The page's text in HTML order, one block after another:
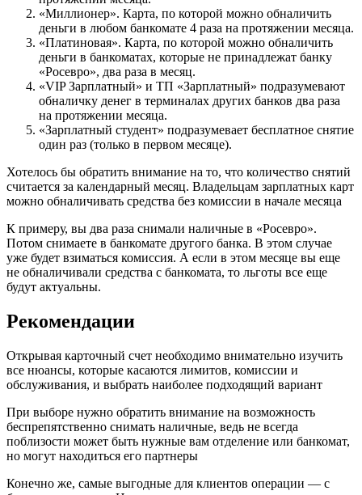
«Миллионер». Карта, по которой можно обналичить
деньги в любом банкомате 4 раза на протяжении месяца.
«Платиновая». Карта, по которой можно обналичить
деньги в банкоматах, которые не принадлежат банку
«Росевро», два раза в месяц.
«VIP Зарплатный» и ТП «Зарплатный» подразумевают
обналичку денег в терминалах других банков два раза
на протяжении месяца.
«Зарплатный студент» подразумевает бесплатное снятие
один раз (только в первом месяце).
Хотелось бы обратить внимание на то, что количество снятий
считается за календарный месяц. Владельцам зарплатных карт
можно обналичивать средства без комиссии в начале месяца
К примеру, вы два раза снимали наличные в «Росевро».
Потом снимаете в банкомате другого банка. В этом случае
уже будет взиматься комиссия. А если в этом месяце вы еще
не обналичивали средства с банкомата, то льготы все еще
будут актуальны.
Рекомендации
Открывая карточный счет необходимо внимательно изучить
все нюансы, которые касаются лимитов, комиссии и
обслуживания, и выбрать наиболее подходящий вариант
При выборе нужно обратить внимание на возможность
беспрепятственно снимать наличные, ведь не всегда
поблизости может быть нужные вам отделение или банкомат,
но могут находиться его партнеры
Конечно же, самые выгодные для клиентов операции — с